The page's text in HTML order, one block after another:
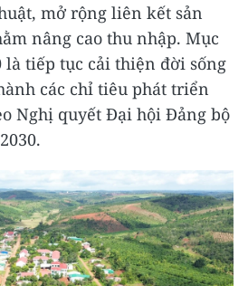
mở rộng liên kết sản
nâng cao thu nhập. Mục
là tiếp tục cải thiện đời sống
các chỉ tiêu phát triển
Nghị quyết Đại hội Đảng bộ